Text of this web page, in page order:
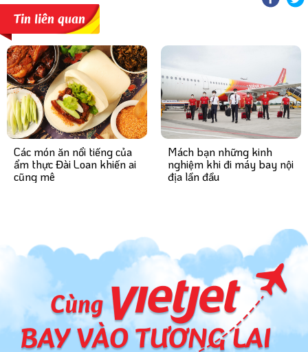
Tin liên quan
Các món ăn nổi tiếng của
ẩm thực Đài Loan khiến ai
cũng mê
Mách bạn những kinh
nghiệm khi đi máy bay nội
địa lần đầu